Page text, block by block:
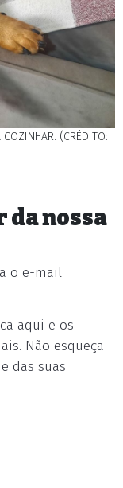
(CRÉDITO:
nossa
o e-mail
aqui e os
Não esqueça
das suas